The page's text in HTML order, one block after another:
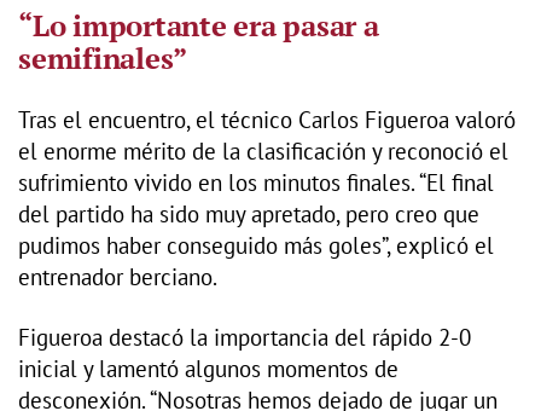
“Lo importante era pasar a
semifinales”
Tras el encuentro, el técnico Carlos Figueroa valoró
el enorme mérito de la clasificación y reconoció el
sufrimiento vivido en los minutos finales. “El final
del partido ha sido muy apretado, pero creo que
pudimos haber conseguido más goles”, explicó el
entrenador berciano.
Figueroa destacó la importancia del rápido 2-0
inicial y lamentó algunos momentos de
desconexión. “Nosotras hemos dejado de jugar un